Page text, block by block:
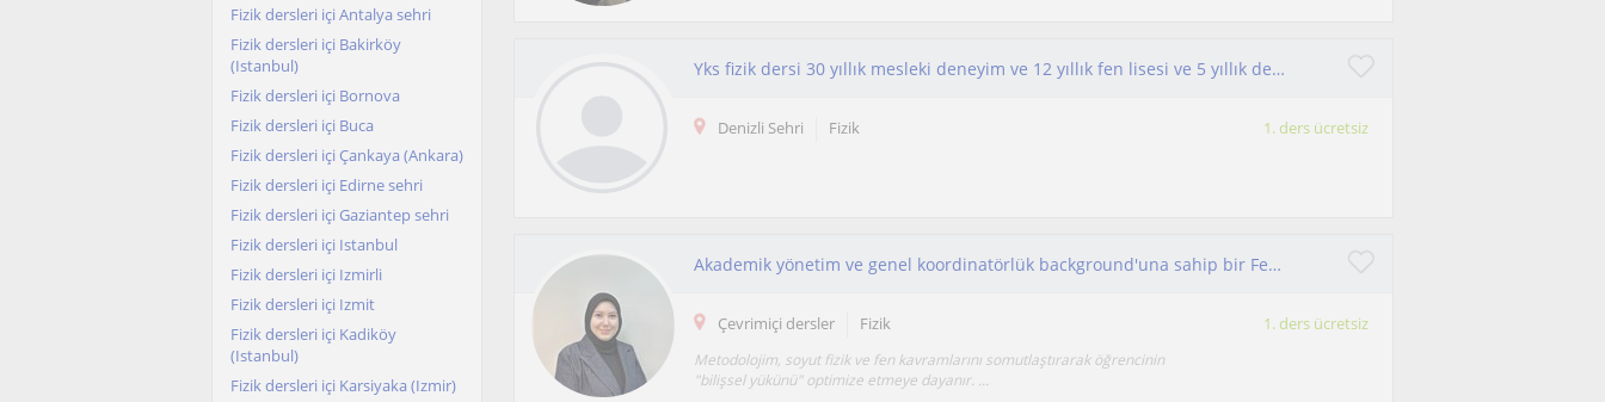
Fizik dersleri içi Antalya sehri
Fizik dersleri içi Bakirköy
(Istanbul)
Fizik dersleri içi Bornova
Fizik dersleri içi Buca
Fizik dersleri içi Çankaya (Ankara)
Fizik dersleri içi Edirne sehri
Fizik dersleri içi Gaziantep sehri
Fizik dersleri içi Istanbul
Fizik dersleri içi Izmirli
Fizik dersleri içi Izmit
Fizik dersleri içi Kadiköy
(Istanbul)
Fizik dersleri içi Karsiyaka (Izmir)
Yks fizik dersi 30 yıllık mesleki deneyim ve 12 yıllık fen lisesi ve 5 yıllık dershane deneyimi
Denizli Sehri Fizik 1. ders ücretsiz
Akademik yönetim ve genel koordinatörlük background'una sahip bir Fen Bilimleri ve Fizik disiplini uzmanıyım. LGS ve YKS mentoru.
Çevrimiçi dersler Fizik 1. ders ücretsiz
Metodolojim, soyut fizik ve fen kavramlarını somutlaştırarak öğrencinin
"bilişsel yükünü" optimize etmeye dayanır. ...